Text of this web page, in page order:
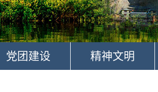
党团建设 精神文明